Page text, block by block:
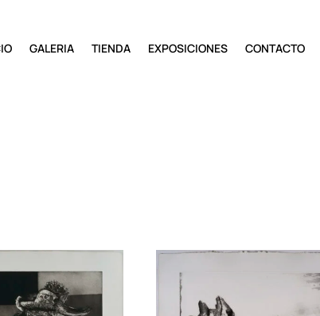
GALERIA TIENDA EXPOSICIONES CONTACTO